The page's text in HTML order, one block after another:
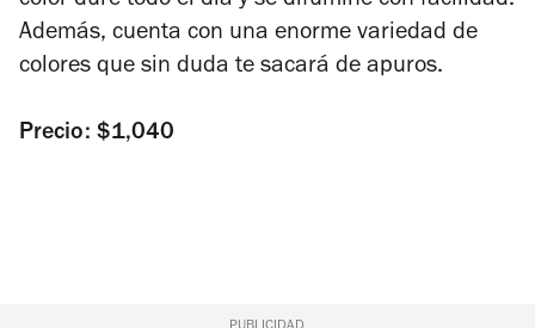
Además, cuenta con una enorme variedad de
colores que sin duda te sacará de apuros.
Precio: $1,040